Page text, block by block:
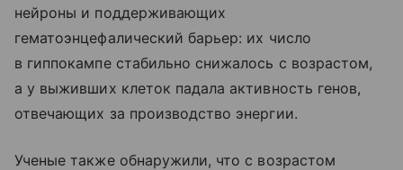
нейроны и поддерживающих
гематоэнцефалический барьер: их число
в гиппокампе стабильно снижалось с возрастом,
а у выживших клеток падала активность генов,
отвечающих за производство энергии.
Ученые также обнаружили, что с возрастом